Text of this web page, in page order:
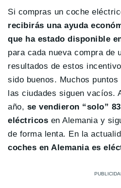
Si compras un coche
recibirás una ayuda
que ha estado disponible
para cada nueva compra de
resultados de estos
sido buenos. Muchos
las ciudades siguen vacíos.
año, se vendieron “solo”
eléctricos en Alemania y
de forma lenta. En la
coches en Alemania es